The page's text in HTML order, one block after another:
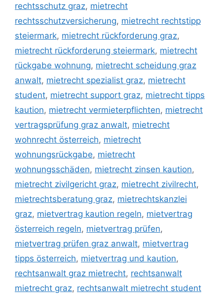
rechtsschutz graz, mietrecht
rechtsschutzversicherung, mietrecht rechtstipp
steiermark, mietrecht rückforderung graz,
mietrecht rückforderung steiermark, mietrecht
rückgabe wohnung, mietrecht scheidung graz
anwalt, mietrecht spezialist graz, mietrecht
student, mietrecht support graz, mietrecht tipps
kaution, mietrecht vermieterpflichten, mietrecht
vertragsprüfung graz anwalt, mietrecht
wohnrecht österreich, mietrecht
wohnungsrückgabe, mietrecht
wohnungsschäden, mietrecht zinsen kaution,
mietrecht zivilgericht graz, mietrecht zivilrecht,
mietrechtsberatung graz, mietrechtskanzlei
graz, mietvertrag kaution regeln, mietvertrag
österreich regeln, mietvertrag prüfen,
mietvertrag prüfen graz anwalt, mietvertrag
tipps österreich, mietvertrag und kaution,
rechtsanwalt graz mietrecht, rechtsanwalt
mietrecht graz, rechtsanwalt mietrecht student